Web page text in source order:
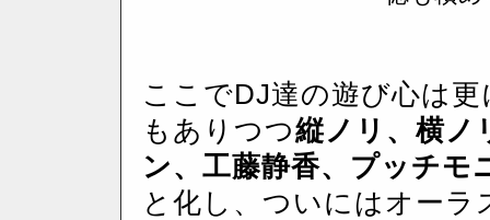
ここでDJ達の遊び心は
もありつつ縦ノリ、横ノ
ン、工藤静香、プッチ
と化し、ついにはオー